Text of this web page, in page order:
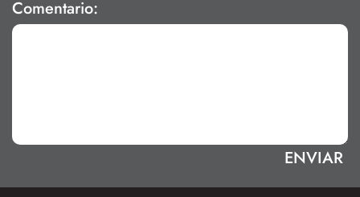
Comentario: